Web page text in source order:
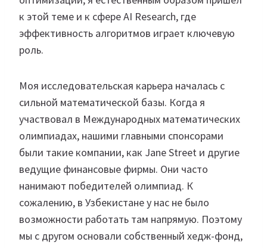
к этой теме и к сфере AI Research, где
эффективность алгоритмов играет ключевую
роль.
Моя исследовательская карьера началась с
сильной математической базы. Когда я
участвовал в Международных математических
олимпиадах, нашими главными спонсорами
были такие компании, как Jane Street и другие
ведущие финансовые фирмы. Они часто
нанимают победителей олимпиад. К
сожалению, в Узбекистане у нас не было
возможности работать там напрямую. Поэтому
мы с другом основали собственный хедж-фонд,